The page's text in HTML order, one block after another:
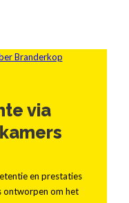
via
en prestaties
ontworpen om het